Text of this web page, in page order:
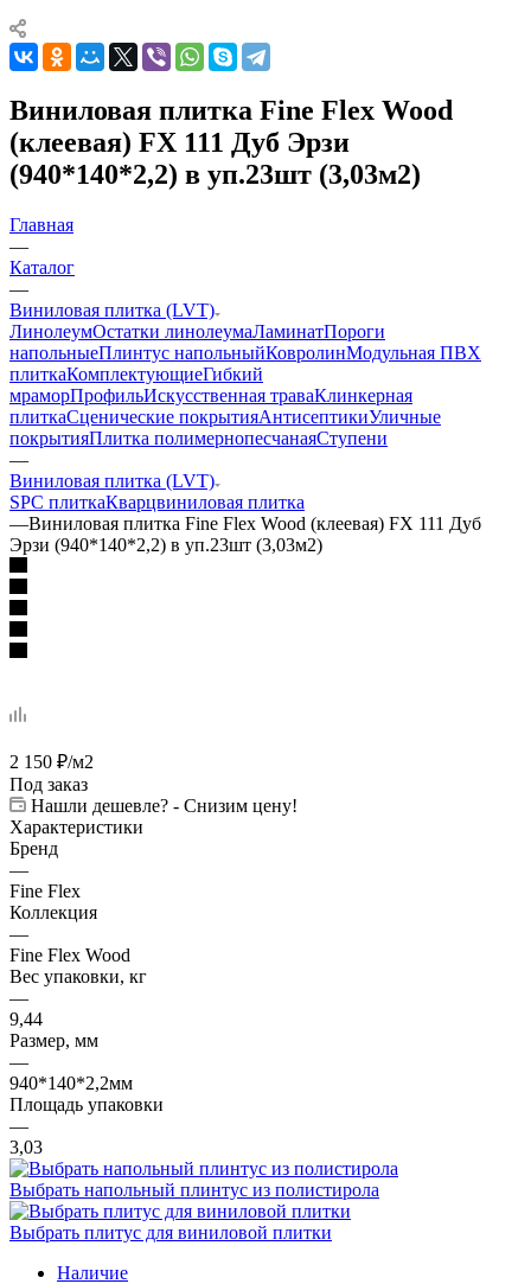
Виниловая плитка Fine Flex Wood
(клеевая) FX 111 Дуб Эрзи
(940*140*2,2) в уп.23шт (3,03м2)
Главная
—
Каталог
—
Виниловая плитка (LVT)
ЛинолеумОстатки линолеумаЛаминатПороги
напольныеПлинтус напольныйКовролинМодульная ПВХ
плиткаКомплектующиеГибкий
мраморПрофильИскусственная траваКлинкерная
плиткаСценические покрытияАнтисептикиУличные
покрытияПлитка полимернопесчанаяСтупени
—
Виниловая плитка (LVT)
SPC плиткаКварцвиниловая плитка
—Виниловая плитка Fine Flex Wood (клеевая) FX 111 Дуб
Эрзи (940*140*2,2) в уп.23шт (3,03м2)
2 150 ₽/м2
Под заказ
Нашли дешевле? - Снизим цену!
Характеристики
Бренд
—
Fine Flex
Коллекция
—
Fine Flex Wood
Вес упаковки, кг
—
9,44
Размер, мм
—
940*140*2,2мм
Площадь упаковки
—
3,03
Выбрать напольный плинтус из полистирола
Выбрать плитус для виниловой плитки
Наличие